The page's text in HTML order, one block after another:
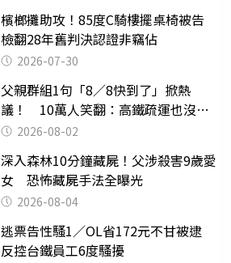
檳榔攤助攻！85度C騎樓擺桌椅被告
檢翻28年舊判決認證非竊佔
2026-07-30
父親群組1句「8／8快到了」掀熱
議！ 10萬人笑翻：高鐵疏運也沒列
父親節
2026-08-02
深入森林10分鐘藏屍！父涉殺害9歲愛
女 恐怖藏屍手法全曝光
2026-08-04
逃票告性騷1／OL省172元不甘被逮
反控台鐵員工6度騷擾